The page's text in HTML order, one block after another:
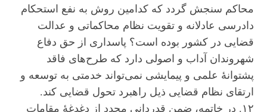
محاکم سنجش گردد که کدامین روش به نفع استحکام
دادرسی عادلانه و تقویت نظام محاکماتی و عدالت
قضایی در کشور بوده است؟ پاسداری از حق دفاع
شهروندان آداب و اصولی دارد که طرح‌های فاقد
پشتوانۀ علمی و پیمایشی نمی‌تواند خدمتی به توسعه و
ارتقای نظام قضایی ذیل راهبرد تحول قضایی کند.
۱۲. در خاتمه، ضمن قدردانی مجدد از دغدغۀ مقامات